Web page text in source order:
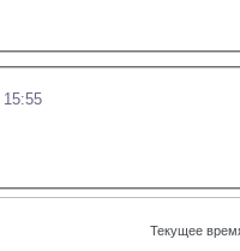
15:55
Текущее